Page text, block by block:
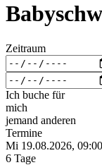
Zeitraum
Ich buche für
mich
jemand anderen
Termine
Mi 19.08.2026,
6 Tage